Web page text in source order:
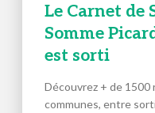
Le Carnet de
Somme
est sorti
Découvrez + de 1500
communes, entre